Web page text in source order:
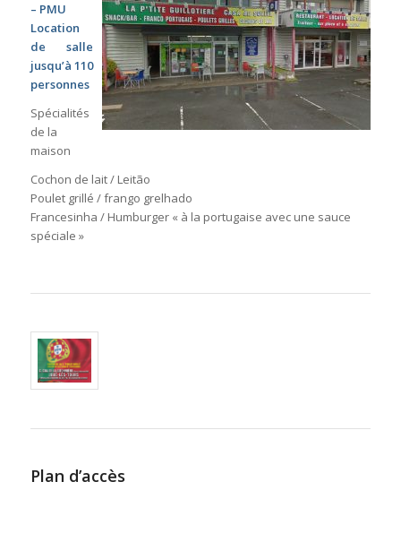
– PMU
Location
de salle
jusqu’à 110
personnes
Spécialités
de la
maison
Cochon de lait / Leitão
Poulet grillé / frango grelhado
Francesinha / Humburger « à la portugaise avec une sauce
spéciale »
Plan d’accès